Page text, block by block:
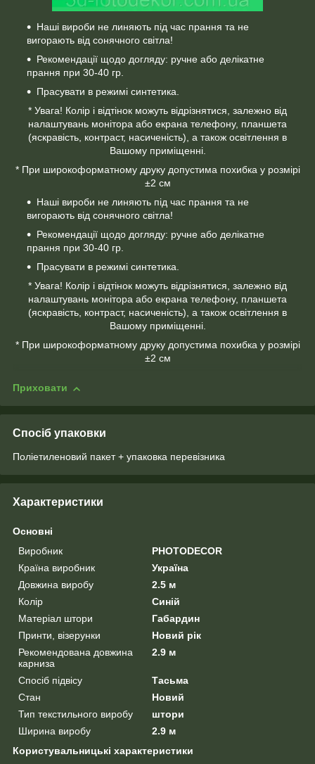
Наші вироби не линяють під час прання та не
вигорають від сонячного світла!
Рекомендації щодо догляду: ручне або делікатне
прання при 30-40 гр.
Прасувати в режимі синтетика.
* Увага! Колір і відтінок можуть відрізнятися, залежно від
налаштувань монітора або екрана телефону, планшета
(яскравість, контраст, насиченість), а також освітлення в
Вашому приміщенні.
* При широкоформатному друку допустима похибка у розмірі
±2 см
Наші вироби не линяють під час прання та не
вигорають від сонячного світла!
Рекомендації щодо догляду: ручне або делікатне
прання при 30-40 гр.
Прасувати в режимі синтетика.
* Увага! Колір і відтінок можуть відрізнятися, залежно від
налаштувань монітора або екрана телефону, планшета
(яскравість, контраст, насиченість), а також освітлення в
Вашому приміщенні.
* При широкоформатному друку допустима похибка у розмірі
±2 см
Приховати
Спосіб упаковки
Поліетиленовий пакет + упаковка перевізника
Характеристики
Основні
Виробник
PHOTODECOR
Країна виробник
Україна
Довжина виробу
2.5 м
Колір
Синій
Матеріал штори
Габардин
Принти, візерунки
Новий рік
Рекомендована довжина
карниза
2.9 м
Спосіб підвісу
Тасьма
Стан
Новий
Тип текстильного виробу
штори
Ширина виробу
2.9 м
Користувальницькі характеристики